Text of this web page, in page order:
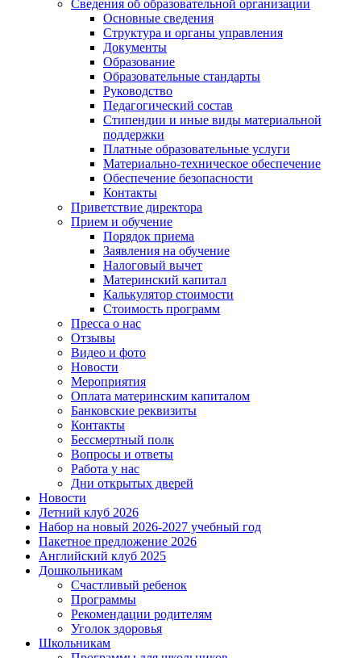
Сведения об образовательной организации
Основные сведения
Структура и органы управления
Документы
Образование
Образовательные стандарты
Руководство
Педагогический состав
Стипендии и иные виды материальной
поддержки
Платные образовательные услуги
Материально-техническое обеспечение
Обеспечение безопасности
Контакты
Приветствие директора
Прием и обучение
Порядок приема
Заявления на обучение
Налоговый вычет
Материнский капитал
Калькулятор стоимости
Стоимость программ
Пресса о нас
Отзывы
Видео и фото
Новости
Мероприятия
Оплата материнским капиталом
Банковские реквизиты
Контакты
Бессмертный полк
Вопросы и ответы
Работа у нас
Дни открытых дверей
Новости
Летний клуб 2026
Набор на новый 2026-2027 учебный год
Пакетное предложение 2026
Английский клуб 2025
Дошкольникам
Счастливый ребенок
Программы
Рекомендации родителям
Уголок здоровья
Школьникам